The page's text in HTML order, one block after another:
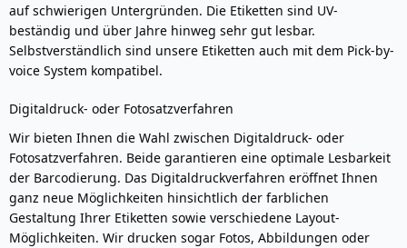
auf schwierigen Untergründen. Die Etiketten sind UV-
beständig und über Jahre hinweg sehr gut lesbar.
Selbstverständlich sind unsere Etiketten auch mit dem Pick-by-
voice System kompatibel.
Digitaldruck- oder Fotosatzverfahren
Wir bieten Ihnen die Wahl zwischen Digitaldruck- oder
Fotosatzverfahren. Beide garantieren eine optimale Lesbarkeit
der Barcodierung. Das Digitaldruckverfahren eröffnet Ihnen
ganz neue Möglichkeiten hinsichtlich der farblichen
Gestaltung Ihrer Etiketten sowie verschiedene Layout-
Möglichkeiten. Wir drucken sogar Fotos, Abbildungen oder